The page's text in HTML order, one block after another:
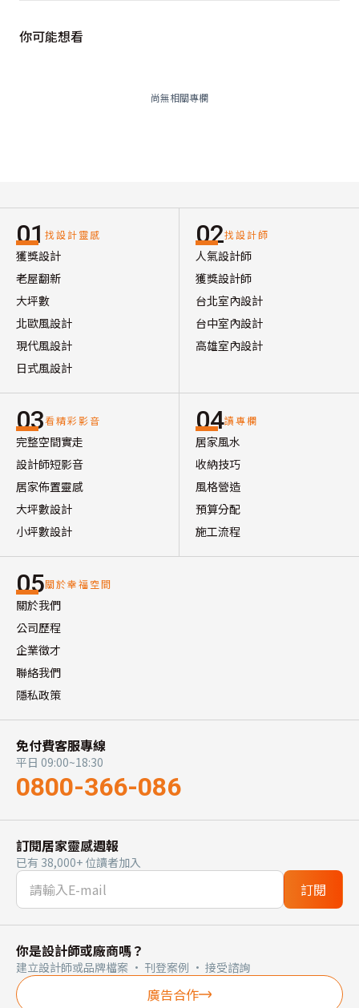
你可能想看
尚無相關專欄
01 找設計靈感
獲獎設計
老屋翻新
大坪數
北歐風設計
現代風設計
日式風設計
02找設計師
人氣設計師
獲獎設計師
台北室內設計
台中室內設計
高雄室內設計
03看精彩影音
完整空間實走
設計師短影音
居家佈置靈感
大坪數設計
小坪數設計
04讀專欄
居家風水
收納技巧
風格營造
預算分配
施工流程
05關於幸福空間
關於我們
公司歷程
企業徵才
聯絡我們
隱私政策
免付費客服專線
平日 09:00~18:30
0800-366-086
訂閱居家靈感週報
已有 38,000+ 位讀者加入
訂閱
你是設計師或廠商嗎？
建立設計師或品牌檔案 · 刊登案例 · 接受諮詢
廣告合作